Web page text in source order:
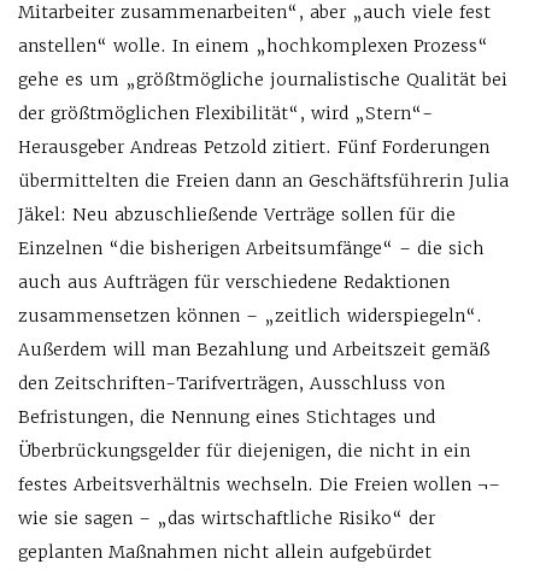
Mitarbeiter zusammenarbeiten“, aber „auch viele fest
anstellen“ wolle. In einem „hochkomplexen Prozess“
gehe es um „größtmögliche journalistische Qualität bei
der größtmöglichen Flexibilität“, wird „Stern“-
Herausgeber Andreas Petzold zitiert. Fünf Forderungen
übermittelten die Freien dann an Geschäftsführerin Julia
Jäkel: Neu abzuschließende Verträge sollen für die
Einzelnen “die bisherigen Arbeitsumfänge“ – die sich
auch aus Aufträgen für verschiedene Redaktionen
zusammensetzen können – „zeitlich widerspiegeln“.
Außerdem will man Bezahlung und Arbeitszeit gemäß
den Zeitschriften-Tarifverträgen, Ausschluss von
Befristungen, die Nennung eines Stichtages und
Überbrückungsgelder für diejenigen, die nicht in ein
festes Arbeitsverhältnis wechseln. Die Freien wollen ¬–
wie sie sagen – „das wirtschaftliche Risiko“ der
geplanten Maßnahmen nicht allein aufgebürdet